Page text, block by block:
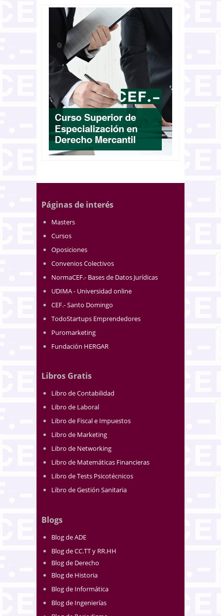
Páginas de interés
Masters
Cursos
Oposiciones
Convenios Colectivos
NormaCEF.- Bases de Datos Jurídicas
UDIMA - Universidad online
CEF.- Santo Domingo
TodoStartups Emprendedores
Puromarketing
Fundación HERGAR
Libros Gratis
Libro de Contabilidad
Libro de Laboral
Libro de Fiscal e Impuestos
Libro de Marketing
Libro de Networking
Libro de Matemáticas Financieras
Libro de Tests Psicotécnicos
Libro de Gestión Sanitaria
Blogs
Blog de ADE
Blog de CC.TT y RR.HH
Blog de Derecho
Blog de Historia
Blog de Informática
Blog de Ingenierías